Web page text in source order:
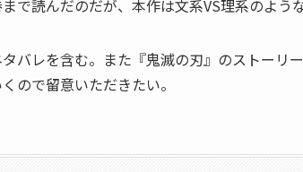
で読んだのだが、本作は文系VS理系のよう
バレを含む。また『鬼滅の刃』のストーリ
ので留意いただきたい。